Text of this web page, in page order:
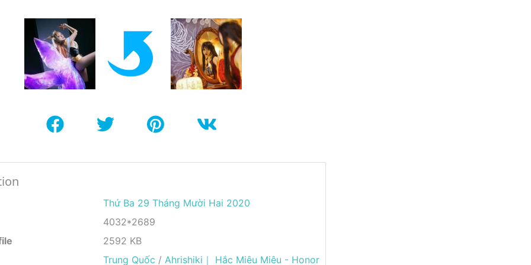
Thứ Ba 29 Tháng Mười Hai 2020
4032*2689
2592 KB
Trung Quốc / Ahrishiki｜ Hắc Miêu Miêu - Honor